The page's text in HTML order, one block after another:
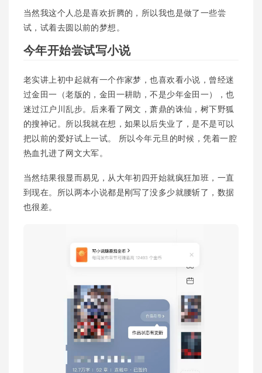
当然我这个人总是喜欢折腾的，所以我也是做了一些尝
试，试着去圆以前的梦想。
今年开始尝试写小说
老实讲上初中起就有一个作家梦，也喜欢看小说，曾经迷
过金田一（老版的，金田一耕助，不是少年金田一），也
迷过江户川乱步。后来看了网文，萧鼎的诛仙，树下野狐
的搜神记。所以我就在想，如果以后失业了，是不是可以
把以前的爱好试上一试。 所以今年元旦的时候，凭着一腔
热血扎进了网文大军。
当然结果很显而易见，从大年初四开始就疯狂加班，一直
到现在。所以两本小说都是刚写了没多少就腰斩了，数据
也很差。